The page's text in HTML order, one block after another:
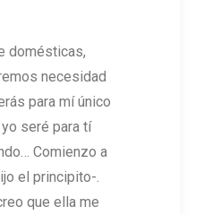
domésticas,
necesidad
para mí único
seré para tí
Comienzo a
el principito-.
que ella me